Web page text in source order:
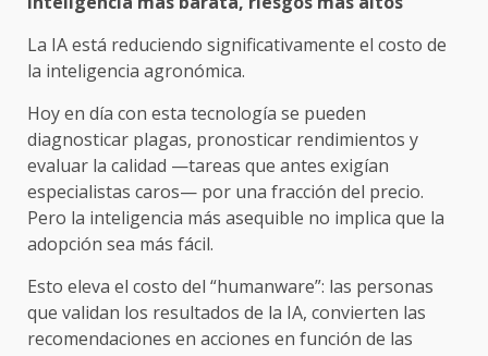
La IA está reduciendo significativamente el costo de
la inteligencia agronómica.
Hoy en día con esta tecnología se pueden
diagnosticar plagas, pronosticar rendimientos y
evaluar la calidad —tareas que antes exigían
especialistas caros— por una fracción del precio.
Pero la inteligencia más asequible no implica que la
adopción sea más fácil.
Esto eleva el costo del “humanware”: las personas
que validan los resultados de la IA, convierten las
recomendaciones en acciones en función de las